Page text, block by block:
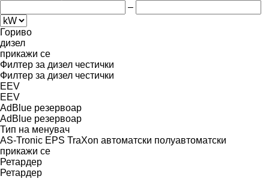
–
Гориво
дизел
прикажи се
Филтер за дизел честички
Филтер за дизел честички
EEV
EEV
AdBlue резервоар
AdBlue резервоар
Тип на менувач
AS-Tronic EPS TraXon автоматски полуавтоматски
прикажи се
Ретардер
Ретардер